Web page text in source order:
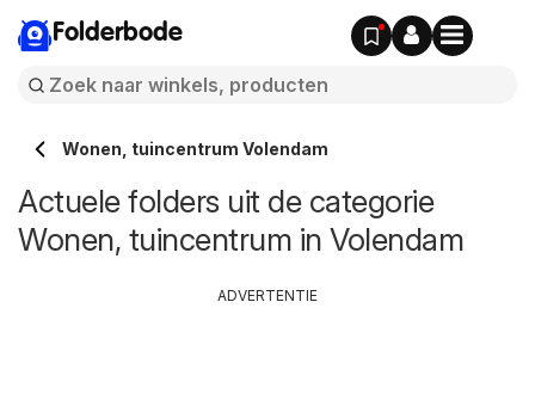
Folderbode
Wonen, tuincentrum Volendam
Actuele folders uit de categorie
Wonen, tuincentrum in Volendam
ADVERTENTIE